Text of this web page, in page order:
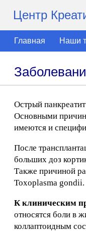
Центр
Главная Наши
Острый
Основными
имеются и
После
больших доз
Также причиной
Toxoplasma gondii.
К клиническим
относятся боли в
коллаптоидным